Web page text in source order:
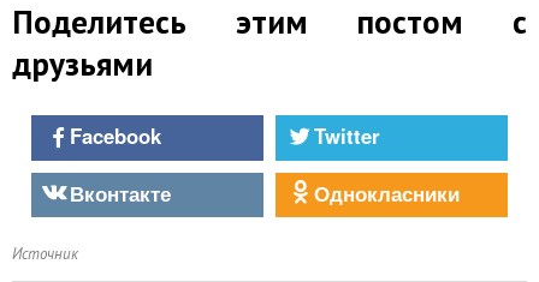
Поделитесь этим постом с
друзьями
Facebook
Twitter
Вконтакте
Однокласники
Источник